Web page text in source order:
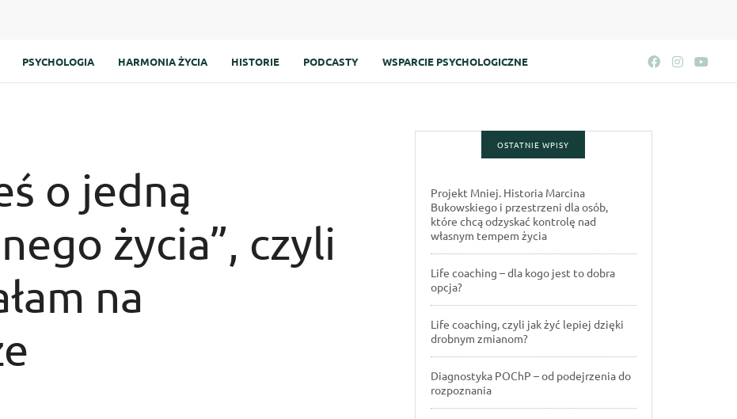
PSYCHOLOGIA HARMONIA ŻYCIA HISTORIE PODCASTY WSPARCIE PSYCHOLOGICZNE
o jedną
życia”, czyli
na
OSTATNIE WPISY
Projekt Mniej. Historia Marcina
Bukowskiego i przestrzeni dla osób,
które chcą odzyskać kontrolę nad
własnym tempem życia
Life coaching – dla kogo jest to dobra
opcja?
Life coaching, czyli jak żyć lepiej dzięki
drobnym zmianom?
Diagnostyka POChP – od podejrzenia do
rozpoznania